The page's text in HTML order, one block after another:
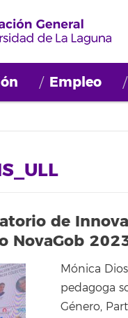
Empleo
de
NovaGob
Mónica
pedagoga
Género,